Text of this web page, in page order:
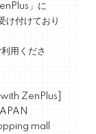
」に
付けており
用くださ
ZenPlus]
mall